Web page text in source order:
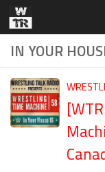
Zum Inhalt
IN YOUR